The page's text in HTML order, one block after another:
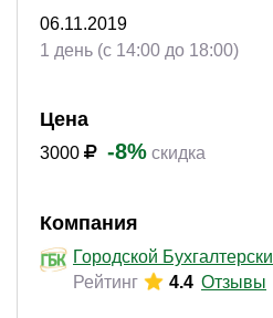
06.11.2019
1 день (с 14:00 до 18:00)
Цена
3000 -8% скидка
Компания
Городской
Рейтинг
4.4 Отзывы